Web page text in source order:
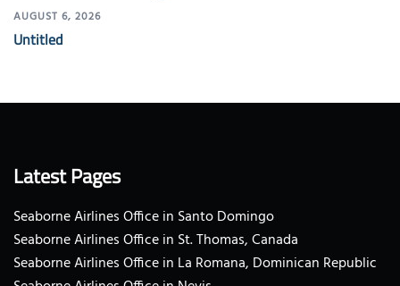
AUGUST 6, 2026
Untitled
Latest Pages
Seaborne Airlines Office in Santo Domingo
Seaborne Airlines Office in St. Thomas, Canada
Seaborne Airlines Office in La Romana, Dominican Republic